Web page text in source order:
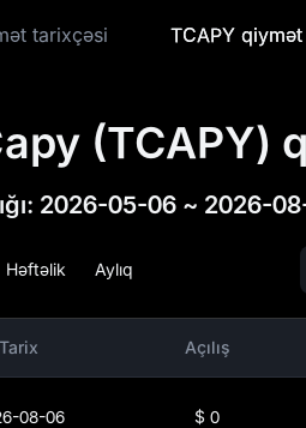
tarixçəsi TCAPY
(TCAPY)
: 2026-05-06 ~ 2026-
Həftəlik Aylıq
Tarix Açılış
08-06 $ 0